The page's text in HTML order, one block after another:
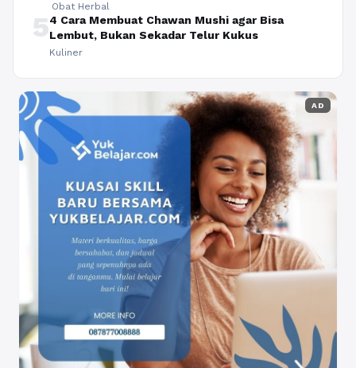
Obat Herbal
54 Cara Membuat Chawan Mushi agar Bisa
Lembut, Bukan Sekadar Telur Kukus
Kuliner
AD